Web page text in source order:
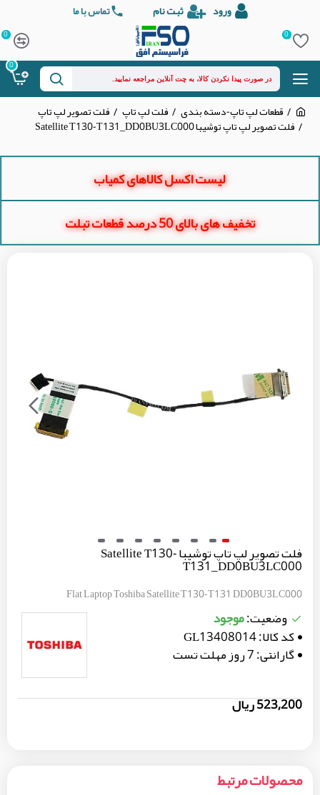
ورود ثبت نام تماس با ما
0
0
0
قطعات لپ تاپ-دسته بندی فلت لپ تاپ فلت تصویر لپ تاپ
فلت تصویر لپ تاپ توشیبا Satellite T130-T131_DD0BU3LC000
لیست اکسل کالاهای کمیاب
تخفیف های بالای 50 درصد قطعات تبلت
فلت تصویر لپ تاپ توشیبا Satellite T130-
T131_DD0BU3LC000
Flat Laptop Toshiba Satellite T130-T131 DD0BU3LC000
وضعیت:موجود
کد کالا:GL13408014
گارانتی:7 روز مهلت تست
523,200 ریال
محصولات مرتبط